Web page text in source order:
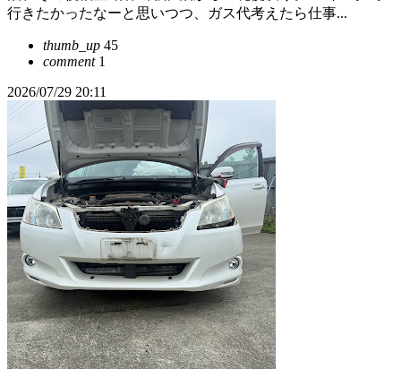
行きたかったなーと思いつつ、ガス代考えたら仕事...
thumb_up 45
comment1
2026/07/29 20:11